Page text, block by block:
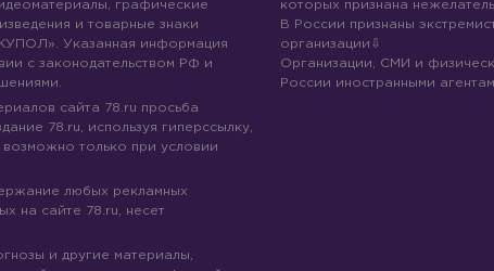
графические
и товарные знаки
Указанная информация
с законодательством РФ и
сайта 78.ru просьба
78.ru, используя гиперссылку,
возможно только при условии
любых рекламных
на сайте 78.ru, несет
и другие материалы,
которых признана
В России признаны
организации
Организации, СМИ и
России иностранными